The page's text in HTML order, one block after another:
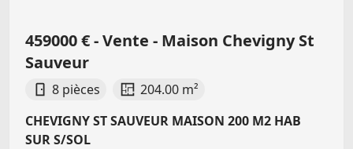
459000 € - Vente - Maison Chevigny St
Sauveur
8 pièces
204.00 m²
CHEVIGNY ST SAUVEUR MAISON 200 M2 HAB
SUR S/SOL